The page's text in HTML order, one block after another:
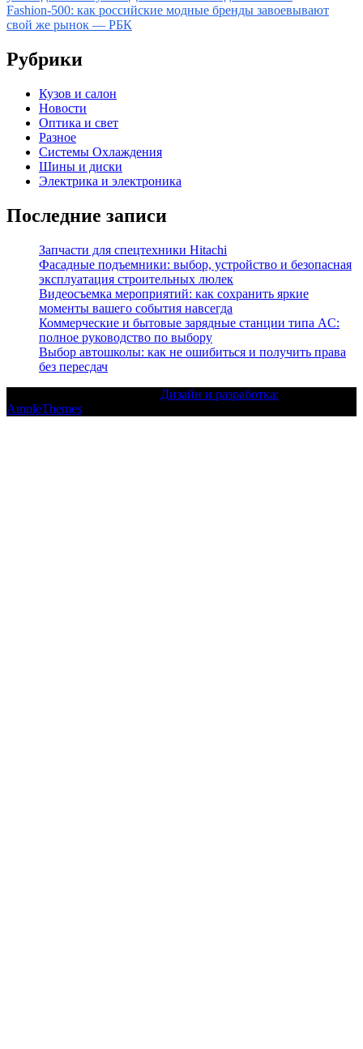
по
записям
Fashion-500: как российские модные бренды завоевывают
свой же рынок — РБК
Рубрики
Кузов и салон
Новости
Оптика и свет
Разное
Системы Охлаждения
Шины и диски
Электрика и электроника
Последние записи
Запчасти для спецтехники Hitachi
Фасадные подъемники: выбор, устройство и безопасная
эксплуатация строительных люлек
Видеосъемка мероприятий: как сохранить яркие
моменты вашего события навсегда
Коммерческие и бытовые зарядные станции типа AC:
полное руководство по выбору
Выбор автошколы: как не ошибиться и получить права
без пересдач
Дизайн и разработка:
AmpleThemes